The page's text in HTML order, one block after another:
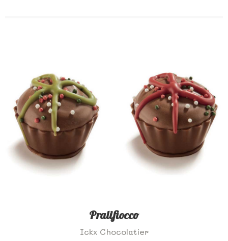
Pralifiocco
Ickx Chocolatier